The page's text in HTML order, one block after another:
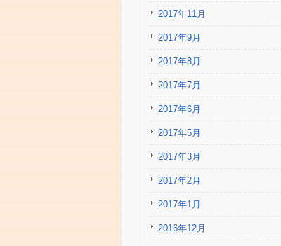
2017年11月
2017年9月
2017年8月
2017年7月
2017年6月
2017年5月
2017年3月
2017年2月
2017年1月
2016年12月